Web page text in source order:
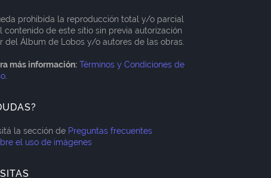
prohibida la reproducción total y/o parcial
contenido de este sitio sin previa autorización
del Álbum de Lobos y/o autores de las obras.
más información: Términos y Condiciones de
la sección de Preguntas frecuentes
el uso de imágenes